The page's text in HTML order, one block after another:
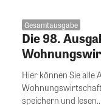
Gesamtausgabe
Die 98.
Hier können Sie alle
Wohnungswirtschaft
speichern und